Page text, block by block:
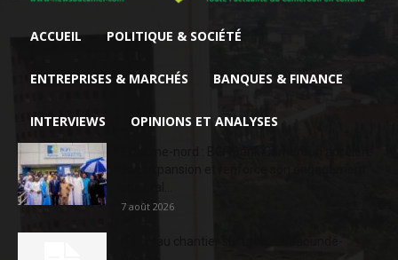
ACCUEIL POLITIQUE & SOCIÉTÉ
ENTREPRISES & MARCHÉS BANQUES & FINANCE
INTERVIEWS OPINIONS ET ANALYSES
7 août 2026